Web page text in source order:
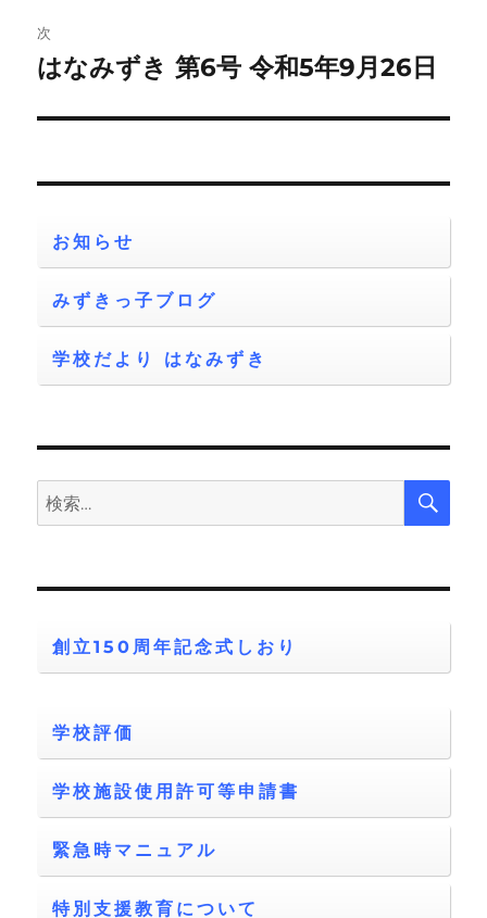
ビ
ゲ
ー
ン
稿:
次
次
投
はなみずき 第6号 令和5年9月26日
お知らせ
みずきっ子ブログ
学校だより はなみずき
検
索:
検
創立150周年記念式しおり
学校評価
学校施設使用許可等申請書
緊急時マニュアル
特別支援教育について